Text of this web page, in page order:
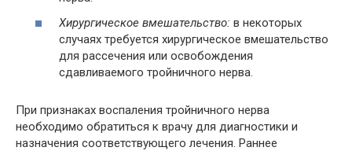
Хирургическое вмешательство: в некоторых
случаях требуется хирургическое вмешательство
для рассечения или освобождения
сдавливаемого тройничного нерва.
При признаках воспаления тройничного нерва
необходимо обратиться к врачу для диагностики и
назначения соответствующего лечения. Раннее